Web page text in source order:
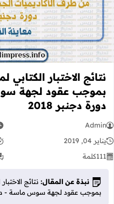
نتائج الاختبار الكتابي
بموجب عقود لجهة
دورة دجنبر 2018
Admin
يناير 04, 2019
111كلمة
نبذة عن المقال: نتائج
بموجب عقود لجهة سوس ماسة - دورة